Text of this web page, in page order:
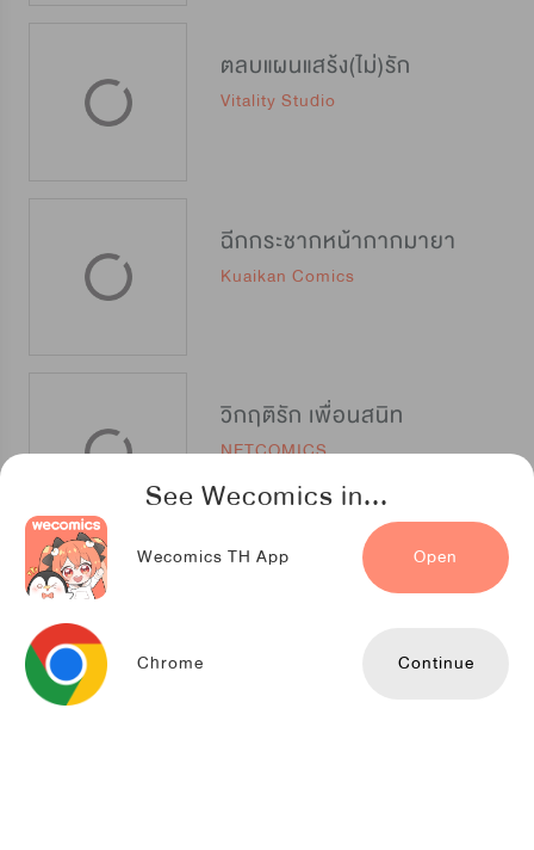
See Wecomics in...
Wecomics TH App Open
Chrome Continue
ตลบแผนแสร้ง(ไม่)รัก
Vitality Studio
ฉีกกระชากหน้ากากมายา
Kuaikan Comics
วิกฤติรัก เพื่อนสนิท
NETCOMICS
หน้ากากซุปเปอร์สตาร์